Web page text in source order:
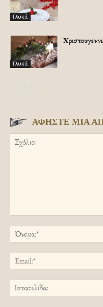
Γλυκά
Γλυκά
ΑΦΗΣΤΕ ΜΙΑ